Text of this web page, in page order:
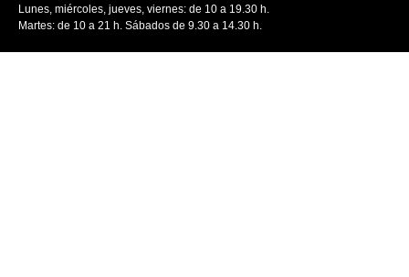
Lunes, miércoles, jueves, viernes: de 10 a 19.30 h.
Martes: de 10 a 21 h. Sábados de 9.30 a 14.30 h.